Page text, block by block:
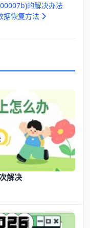
的解决办法
据恢复方法
解决